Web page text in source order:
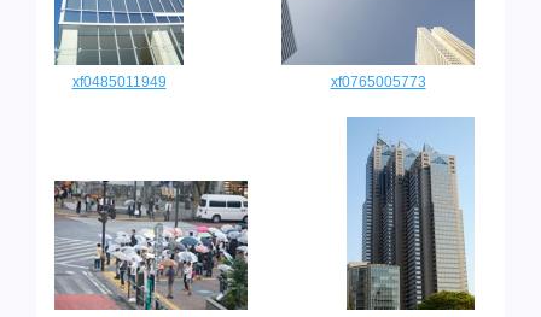
xf0485011949 xf0765005773